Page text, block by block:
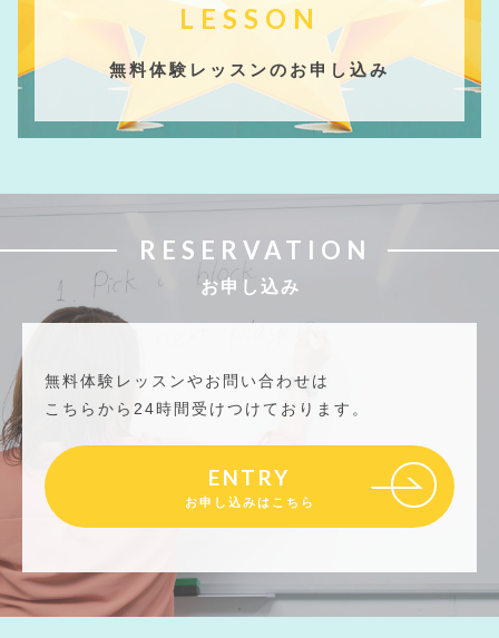
LESSON
無料体験レッスンのお申し込み
RESERVATION
お申し込み
無料体験レッスンやお問い合わせは
こちらから24時間受けつけております。
ENTRY
お申し込みはこちら